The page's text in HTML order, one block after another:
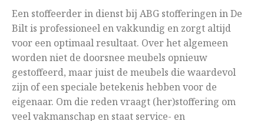
Een stoffeerder in dienst bij ABG stofferingen in De
Bilt is professioneel en vakkundig en zorgt altijd
voor een optimaal resultaat. Over het algemeen
worden niet de doorsnee meubels opnieuw
gestoffeerd, maar juist de meubels die waardevol
zijn of een speciale betekenis hebben voor de
eigenaar. Om die reden vraagt (her)stoffering om
veel vakmanschap en staat service- en